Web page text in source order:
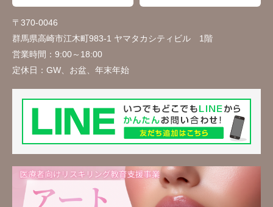
〒370-0046
群馬県高崎市江木町983-1 ヤマタカシティビル 1階
営業時間： 9:00～18:00
定休日： GW、お盆、年末年始